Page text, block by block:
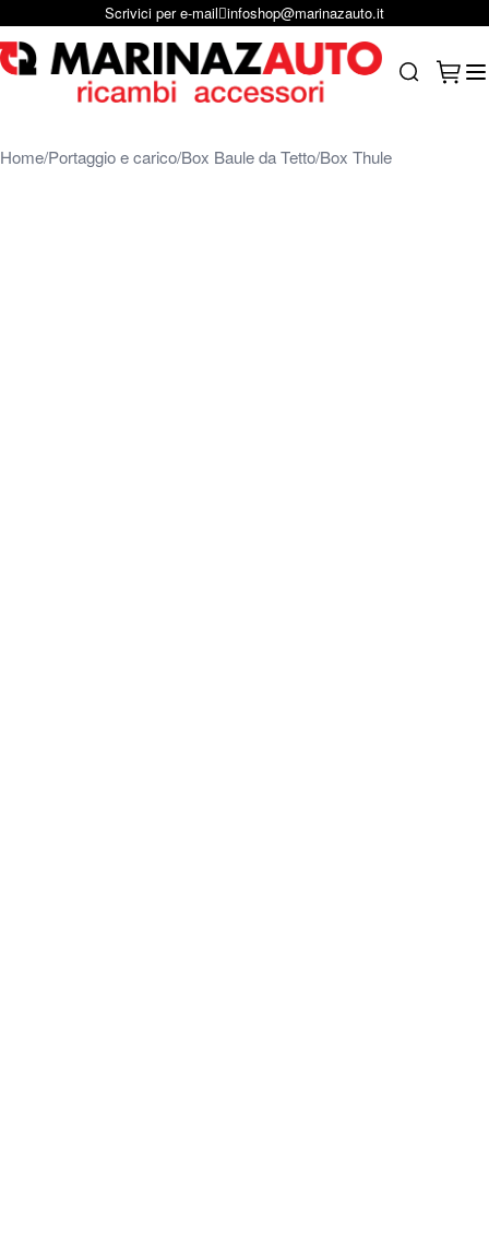
Salta al contenutoScrivici per e-mail infoshop@marinazauto.it
Home Portaggio e carico Box Baule da Tetto Box Thule